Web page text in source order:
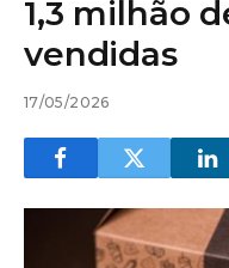
1,3 milhão
vendidas
17/05/2026